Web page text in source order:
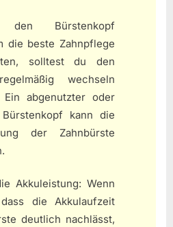
Bürstenkopf
die beste Zahnpflege
solltest du den
wechseln
abgenutzter oder
kann die
der Zahnbürste
Akkuleistung: Wenn
die Akkulaufzeit
deutlich nachlässt,